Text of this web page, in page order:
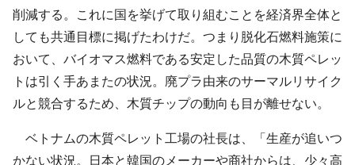
削減する。これに国を挙げて取り組むことを経済界全体と
しても共通目標に掲げたわけだ。つまり脱化石燃料施策に
おいて、バイオマス燃料である安定した品質の木質ペレッ
トは引く手あまたの状況。廃プラ由来のサーマルリサイク
ルと競合するため、木質チップの動向も目が離せない。
ベトナムの木質ペレット工場の社長は、「生産が追いつ
かない状況。日本と韓国のメーカーや商社からは、少々高